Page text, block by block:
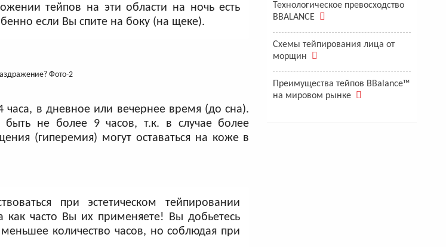
тейпов на эти области на ночь есть
если Вы спите на боку (на щеке).
часа, в дневное или вечернее время (до сна).
не более 9 часов, т.к. в случае более
(гиперемия) могут оставаться на коже в
при эстетическом тейпировании
часто Вы их применяете! Вы добьетесь
количество часов, но соблюдая при
Технологическое превосходство
BBALANCE
Схемы тейпирования лица от
морщин
Преимущества тейпов BBalance™
на мировом рынке